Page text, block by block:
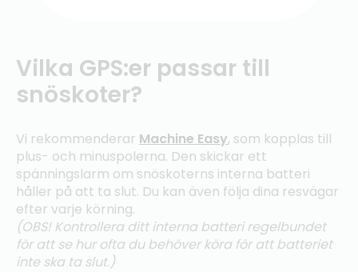
Vilka GPS:er passar till
snöskoter?
Vi rekommenderar Machine Easy, som kopplas till
plus- och minuspolerna. Den skickar ett
spänningslarm om snöskoterns interna batteri
håller på att ta slut. Du kan även följa dina resvägar
efter varje körning.
(OBS! Kontrollera ditt interna batteri regelbundet
för att se hur ofta du behöver köra för att batteriet
inte ska ta slut.)